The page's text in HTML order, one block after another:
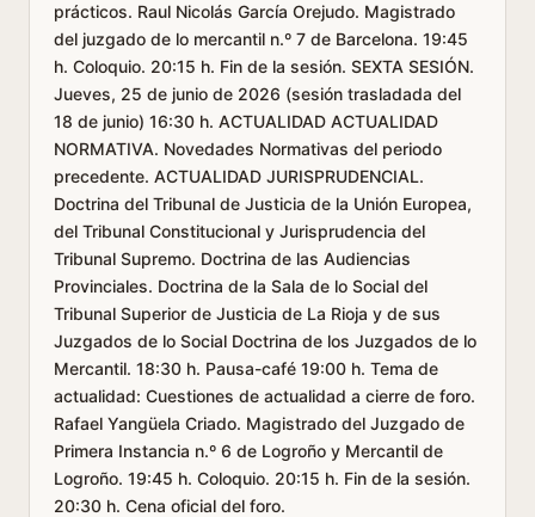
prácticos. Raul Nicolás García Orejudo. Magistrado
del juzgado de lo mercantil n.º 7 de Barcelona. 19:45
h. Coloquio. 20:15 h. Fin de la sesión. SEXTA SESIÓN.
Jueves, 25 de junio de 2026 (sesión trasladada del
18 de junio) 16:30 h. ACTUALIDAD ACTUALIDAD
NORMATIVA. Novedades Normativas del periodo
precedente. ACTUALIDAD JURISPRUDENCIAL.
Doctrina del Tribunal de Justicia de la Unión Europea,
del Tribunal Constitucional y Jurisprudencia del
Tribunal Supremo. Doctrina de las Audiencias
Provinciales. Doctrina de la Sala de lo Social del
Tribunal Superior de Justicia de La Rioja y de sus
Juzgados de lo Social Doctrina de los Juzgados de lo
Mercantil. 18:30 h. Pausa-café 19:00 h. Tema de
actualidad: Cuestiones de actualidad a cierre de foro.
Rafael Yangüela Criado. Magistrado del Juzgado de
Primera Instancia n.º 6 de Logroño y Mercantil de
Logroño. 19:45 h. Coloquio. 20:15 h. Fin de la sesión.
20:30 h. Cena oficial del foro.